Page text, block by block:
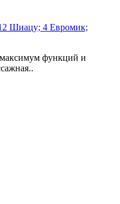
Шиацу; 4 Евромик;
функций и